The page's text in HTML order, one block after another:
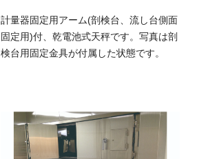
計量器固定用アーム(剖検台、流し台側面
固定用)付、乾電池式天秤です。写真は剖
検台用固定金具が付属した状態です。